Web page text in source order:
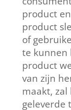
product
product
of
te kunnen
product
van zijn
maakt,
geleverde